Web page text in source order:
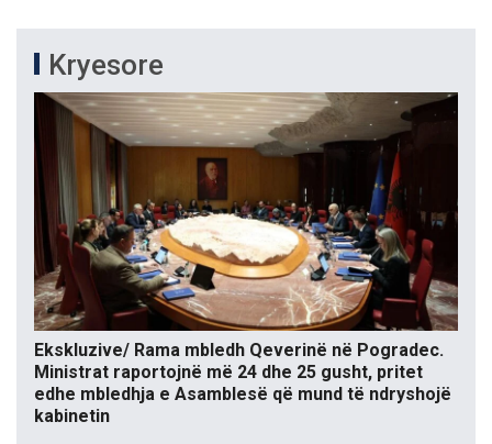
Kryesore
Ekskluzive/ Rama mbledh Qeverinë në Pogradec.
Ministrat raportojnë më 24 dhe 25 gusht, pritet
edhe mbledhja e Asamblesë që mund të ndryshojë
kabinetin